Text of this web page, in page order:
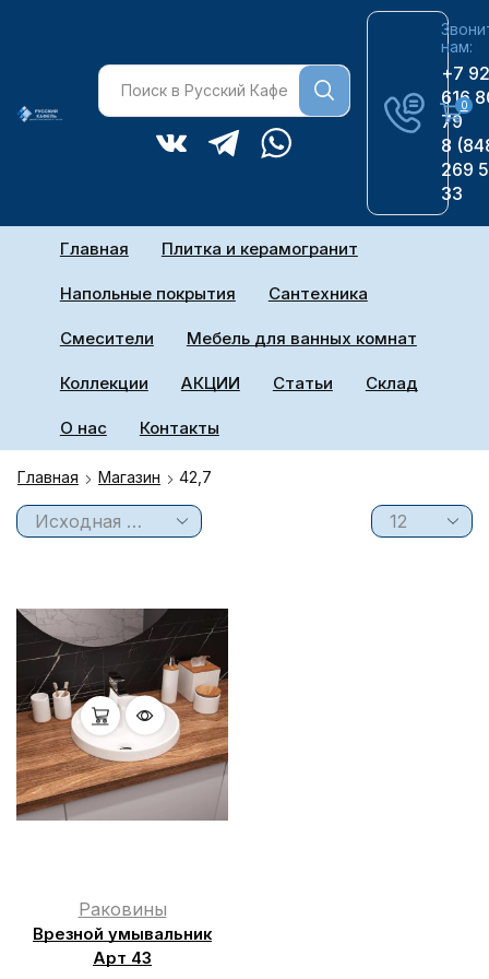
нам:
+7
616
79
8
269
33
0
Главная Плитка и керамогранит
Напольные покрытия Сантехника
Смесители Мебель для ванных комнат
Коллекции АКЦИИ Статьи Склад
О нас Контакты
Главная Магазин 42,7
Раковины
Врезной умывальник
Арт 43